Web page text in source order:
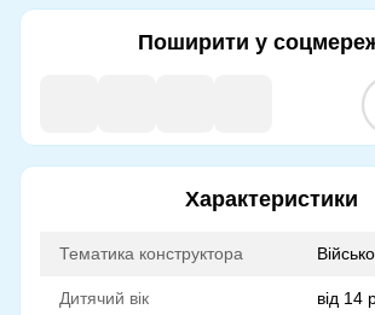
Поширити у
Характеристики
Тематика конструктора
Дитячий вік від 14